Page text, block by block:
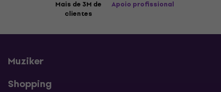
Mais de 3M de
clientes
Apoio profissional
Muziker
Shopping